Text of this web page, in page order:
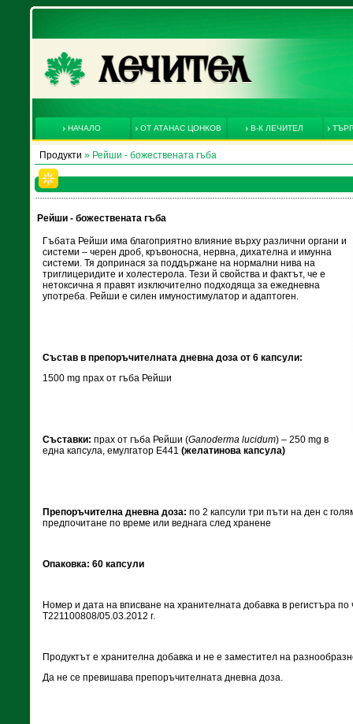
НАЧАЛО ОТ АТАНАС ЦОНКОВ В-К ЛЕЧИТЕЛ
Продукти » Рейши - божествената гъба
Рейши - божествената гъба
Гъбата Рейши има благоприятно влияние върху различни органи и
системи – черен дроб, кръвоносна, нервна, дихателна и имунна
системи. Тя допринася за поддържане на нормални нива на
триглицеридите и холестерола. Тези й свойства и фактът, че е
нетоксична я правят изключително подходяща за ежедневна
употреба. Рейши е силен имуностимулатор и адаптоген.
Състав в препоръчителната дневна доза от 6 капсули:
1500 mg прах от гъба Рейши
Съставки: прах от гъба Рейши (Ganoderma lucidum) – 250 mg в
една капсула, емулгатор E441 (желатинова капсула)
Препоръчителна дневна доза: по 2 капсули три пъти на ден с
предпочитане по време или веднага след хранене
Опаковка: 60 капсули
Номер и дата на вписване на хранителната добавка в регистъра по
Т221100808/05.03.2012 г.
Продуктът е хранителна добавка и не е заместител на
Да не се превишава препоръчителната дневна доза.